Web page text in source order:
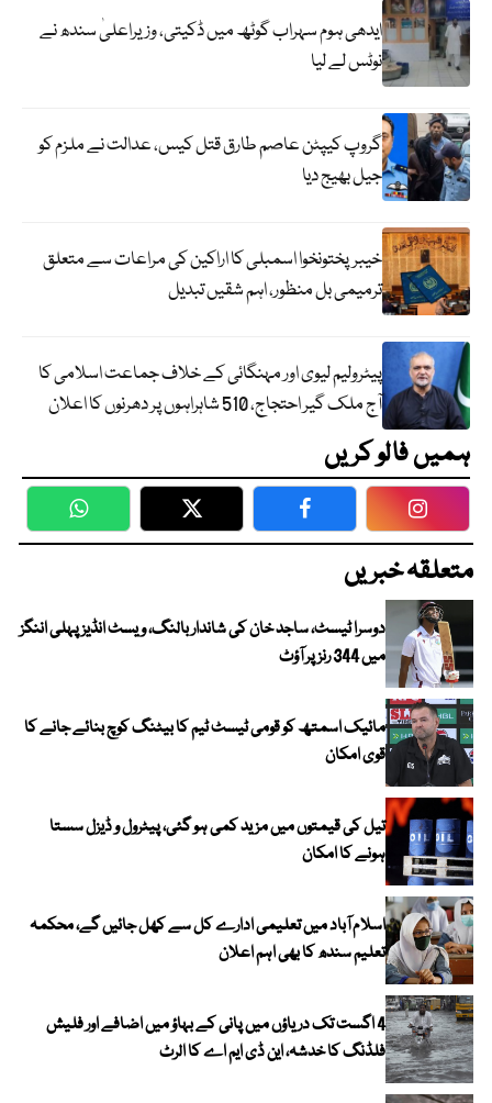
ایدھی ہوم سہراب گوٹھ میں ڈکیتی، وزیراعلیٰ سندھ نے
نوٹس لے لیا
گروپ کیپٹن عاصم طارق قتل کیس، عدالت نے ملزم کو
جیل بھیج دیا
خیبرپختونخوا اسمبلی کا اراکین کی مراعات سے متعلق
ترمیمی بل منظور، اہم شقیں تبدیل
پیٹرولیم لیوی اور مہنگائی کے خلاف جماعت اسلامی کا
آج ملک گیر احتجاج، 510 شاہراہوں پر دھرنوں کا اعلان
ہمیں فالو کریں
WhatsApp Twitter Facebook
متعلقہ خبریں
دوسرا ٹیسٹ، ساجد خان کی شاندار بالنگ، ویسٹ انڈیز پہلی اننگز
میں 344 رنز پر آؤٹ
مائیک اسمتھ کو قومی ٹیسٹ ٹیم کا بیٹنگ کوچ بنائے جانے کا
قوی امکان
تیل کی قیمتوں میں مزید کمی ہو گئی، پیٹرول و ڈیزل سستا
ہونے کا امکان
اسلام آباد میں تعلیمی ادارے کل سے کھل جائیں گے، محکمہ
تعلیم سندھ کا بھی اہم اعلان
4 اگست تک دریاؤں میں پانی کے بہاؤ میں اضافے اور فلیش
فلڈنگ کا خدشہ، این ڈی ایم اے کا الرٹ